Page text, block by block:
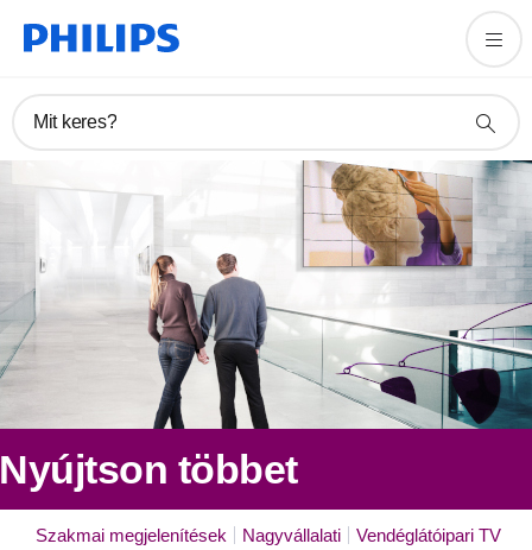
Mit keres?
Nyújtson többet
Szakmai megjelenítések Nagyvállalati
Vendéglátóipari TV